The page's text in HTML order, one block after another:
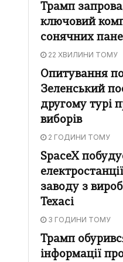
Трамп
ключовий
сонячних
22 ХВИЛИНИ ТОМУ
Опитування
Зеленський
другому турі
виборів
2 ГОДИНИ ТОМУ
SpaceX
заводу з
Техасі
3 ГОДИНИ ТОМУ
Трамп
інформації